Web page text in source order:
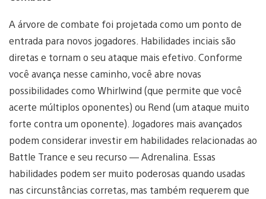
A árvore de combate foi projetada como um ponto de
entrada para novos jogadores. Habilidades inciais são
diretas e tornam o seu ataque mais efetivo. Conforme
você avança nesse caminho, você abre novas
possibilidades como Whirlwind (que permite que você
acerte múltiplos oponentes) ou Rend (um ataque muito
forte contra um oponente). Jogadores mais avançados
podem considerar investir em habilidades relacionadas ao
Battle Trance e seu recurso — Adrenalina. Essas
habilidades podem ser muito poderosas quando usadas
nas circunstâncias corretas, mas também requerem que